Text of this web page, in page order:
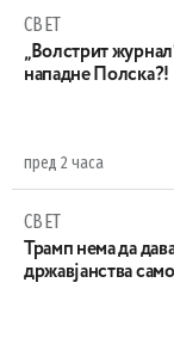
СВЕТ
„Волстрит
нападне Полска?!
пред 2 часа
СВЕТ
Трамп нема да
државјанства